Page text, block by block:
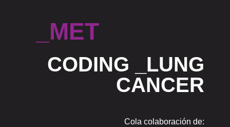
_MET
CODING _LUNG
CANCER
Cola colaboración de: